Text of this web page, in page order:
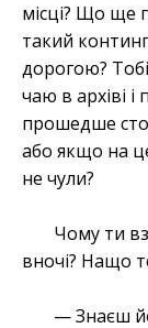
місці? Що ще
такий
дорогою?
чаю в архіві і
прошедше
або якщо на
не чули?
Чому ти
вночі? Нащо
— Знаєш